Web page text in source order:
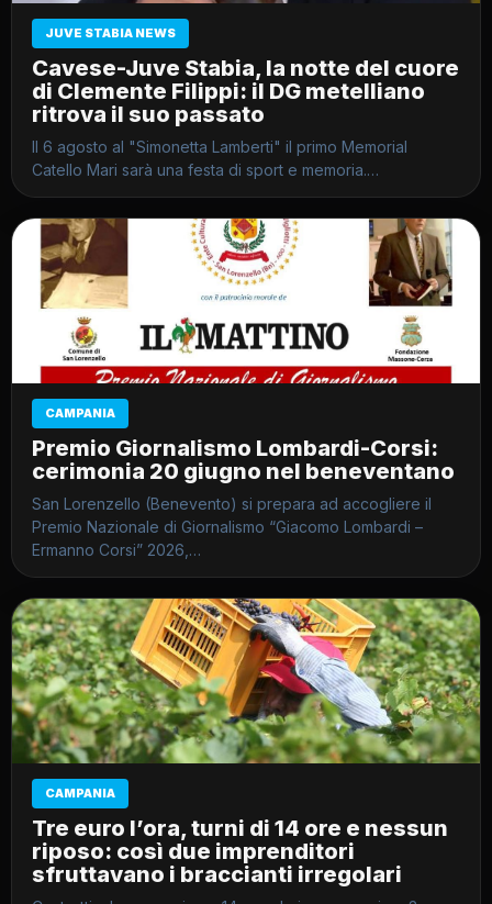
JUVE STABIA NEWS
Cavese-Juve Stabia, la notte del cuore
di Clemente Filippi: il DG metelliano
ritrova il suo passato
Il 6 agosto al "Simonetta Lamberti" il primo Memorial
Catello Mari sarà una festa di sport e memoria.…
CAMPANIA
Premio Giornalismo Lombardi-Corsi:
cerimonia 20 giugno nel beneventano
San Lorenzello (Benevento) si prepara ad accogliere il
Premio Nazionale di Giornalismo “Giacomo Lombardi –
Ermanno Corsi” 2026,…
CAMPANIA
Tre euro l’ora, turni di 14 ore e nessun
riposo: così due imprenditori
sfruttavano i braccianti irregolari